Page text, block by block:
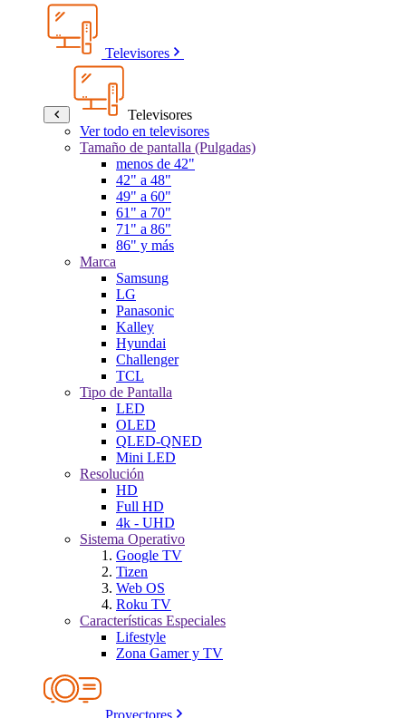
Televisores
Televisores
Ver todo en televisores
Tamaño de pantalla (Pulgadas)
menos de 42"
42" a 48"
49" a 60"
61" a 70"
71" a 86"
86" y más
Marca
Samsung
LG
Panasonic
Kalley
Hyundai
Challenger
TCL
Tipo de Pantalla
LED
OLED
QLED-QNED
Mini LED
Resolución
HD
Full HD
4k - UHD
Sistema Operativo
Google TV
Tizen
Web OS
Roku TV
Características Especiales
Lifestyle
Zona Gamer y TV
Proyectores